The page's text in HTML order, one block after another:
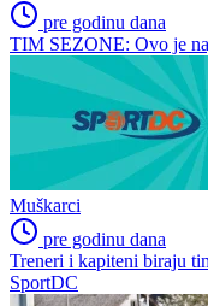
pre godinu dana
TIM SEZONE: Ovo je
Muškarci
pre godinu dana
Treneri i kapiteni biraju
SportDC